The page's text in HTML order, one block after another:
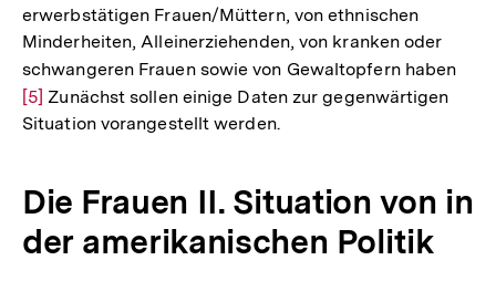
erwerbstätigen Frauen/Müttern, von ethnischen
Minderheiten, Alleinerziehenden, von kranken oder
schwangeren Frauen sowie von Gewaltopfern haben
[5] Zunächst sollen einige Daten zur gegenwärtigen
Situation vorangestellt werden.
Die Frauen II. Situation von in
der amerikanischen Politik